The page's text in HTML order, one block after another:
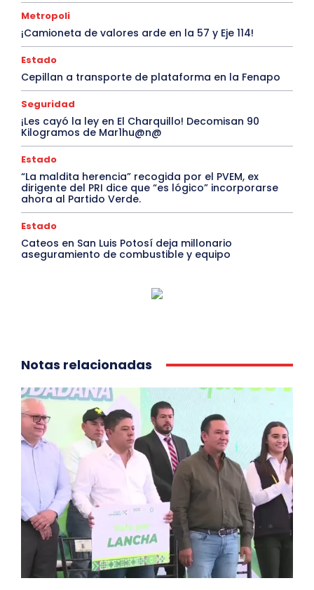
Metropoli
¡Camioneta de valores arde en la 57 y Eje 114!
Estado
Cepillan a transporte de plataforma en la Fenapo
Seguridad
¡Les cayó la ley en El Charquillo! Decomisan 90
Kilogramos de Mar1hu@n@
Estado
“La maldita herencia” recogida por el PVEM, ex
dirigente del PRI dice que “es lógico” incorporarse
ahora al Partido Verde.
Estado
Cateos en San Luis Potosí deja millonario
aseguramiento de combustible y equipo
Notas relacionadas